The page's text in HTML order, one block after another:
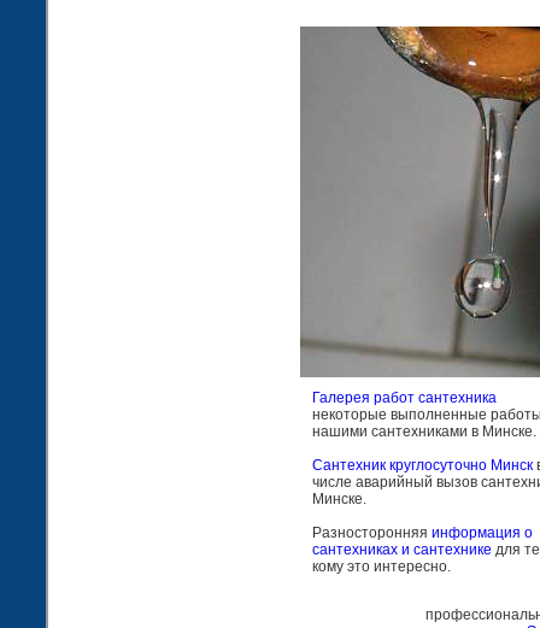
Галерея работ сантехника
некоторые выполненные
нашими сантехниками в Минске.
Сантехник круглосуточно Минск
числе аварийный вызов
Минске.
Разносторонняя информация о
сантехниках и сантехнике для
кому это интересно.